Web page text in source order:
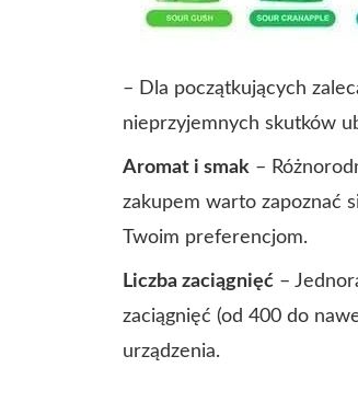
– Dla początkujących
nieprzyjemnych skutków
Aromat i smak –
zakupem warto zapoznać
Twoim preferencjom.
Liczba zaciągnięć –
zaciągnięć (od 400 do
urządzenia.